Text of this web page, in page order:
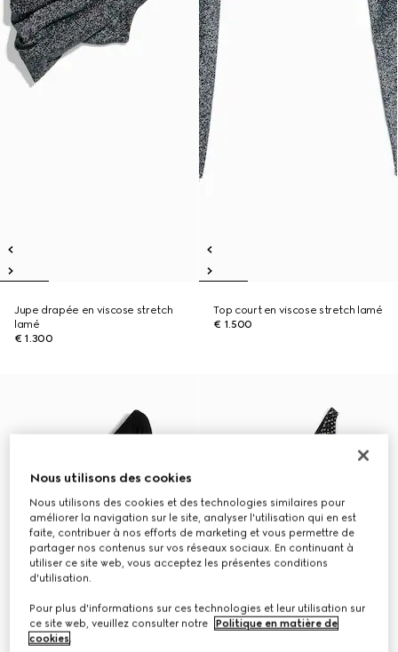
Jupe drapée en viscose stretch
lamé
€ 1.300
Top court en viscose stretch lamé
€ 1.500
Nous utilisons des cookies
Nous utilisons des cookies et des technologies similaires pour
améliorer la navigation sur le site, analyser l'utilisation qui en est
faite, contribuer à nos efforts de marketing et vous permettre de
partager nos contenus sur vos réseaux sociaux. En continuant à
utiliser ce site web, vous acceptez les présentes conditions
d'utilisation.
Pour plus d'informations sur ces technologies et leur utilisation sur
ce site web, veuillez consulter notre
Politique en matière de
cookies.